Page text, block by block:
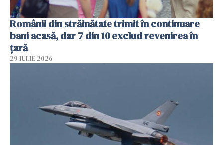
Românii din străinătate trimit în continuare
bani acasă, dar 7 din 10 exclud revenirea în
țară
29 IULIE 2026